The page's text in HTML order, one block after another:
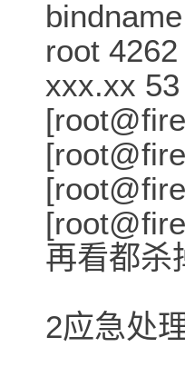
root
xxx.xx 53
再看都杀
2应急处